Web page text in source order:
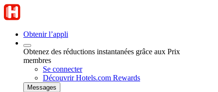
Obtenir l’appli
Obtenez des réductions instantanées grâce aux Prix
membres
Se connecter
Découvrir Hotels.com Rewards
Messages